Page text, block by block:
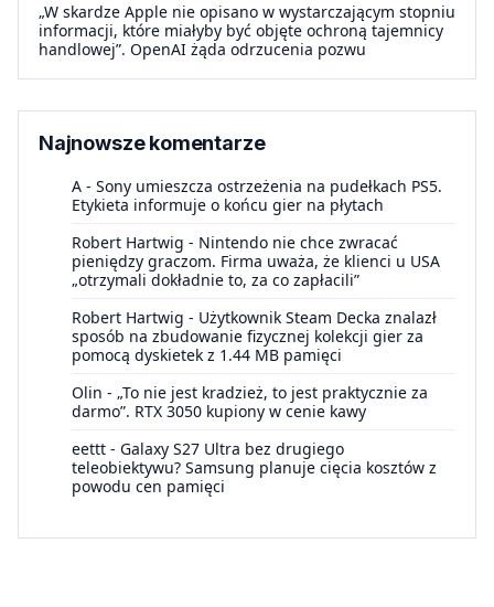
„W skardze Apple nie opisano w wystarczającym stopniu
informacji, które miałyby być objęte ochroną tajemnicy
handlowej”. OpenAI żąda odrzucenia pozwu
Najnowsze komentarze
A - Sony umieszcza ostrzeżenia na pudełkach PS5.
Etykieta informuje o końcu gier na płytach
Robert Hartwig - Nintendo nie chce zwracać
pieniędzy graczom. Firma uważa, że klienci u USA
„otrzymali dokładnie to, za co zapłacili”
Robert Hartwig - Użytkownik Steam Decka znalazł
sposób na zbudowanie fizycznej kolekcji gier za
pomocą dyskietek z 1.44 MB pamięci
Olin - „To nie jest kradzież, to jest praktycznie za
darmo”. RTX 3050 kupiony w cenie kawy
eettt - Galaxy S27 Ultra bez drugiego
teleobiektywu? Samsung planuje cięcia kosztów z
powodu cen pamięci